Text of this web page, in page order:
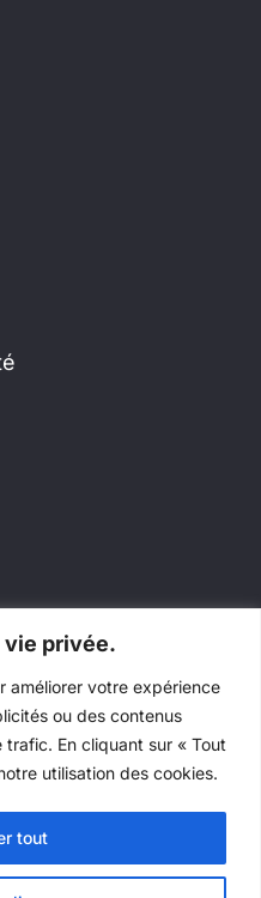
privée.
améliorer votre expérience
ou des contenus
En cliquant sur « Tout
utilisation des cookies.
tout
Industriels